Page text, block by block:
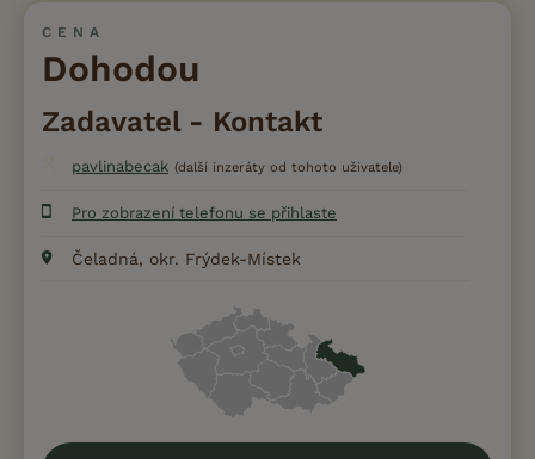
CENA
Dohodou
Zadavatel - Kontakt
pavlinabecak (další inzeráty od tohoto uživatele)
Pro zobrazení telefonu se přihlaste
Čeladná, okr. Frýdek-Místek